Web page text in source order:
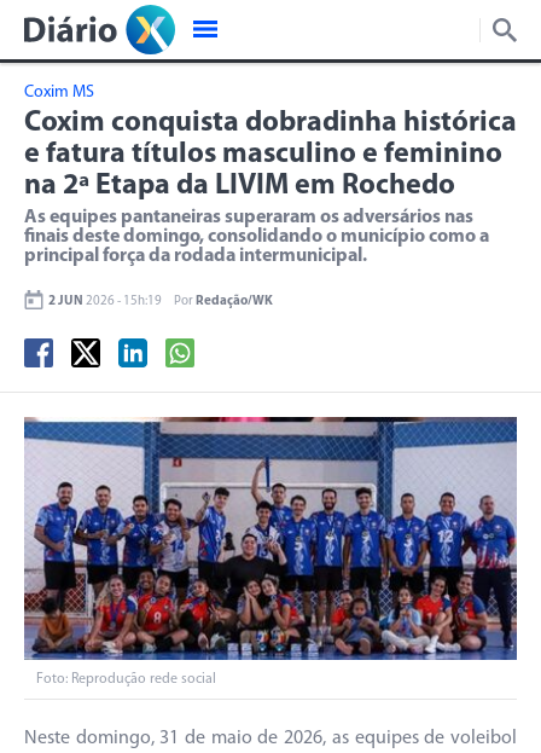
Coxim MS
Coxim conquista dobradinha histórica
e fatura títulos masculino e feminino
na 2ª Etapa da LIVIM em Rochedo
As equipes pantaneiras superaram os adversários nas
finais deste domingo, consolidando o município como a
principal força da rodada intermunicipal.
2 JUN 2026 - 15h:19 Por Redação/WK
Foto: Reprodução rede social
Neste domingo, 31 de maio de 2026, as equipes de voleibol